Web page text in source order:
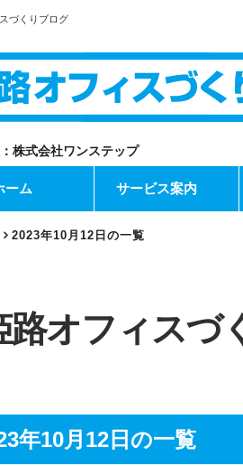
づくりブログ
株式会社ワンステップ
ーム サービス案内
2023年10月12日の一覧
路オフィスづ
年10月12日の一覧